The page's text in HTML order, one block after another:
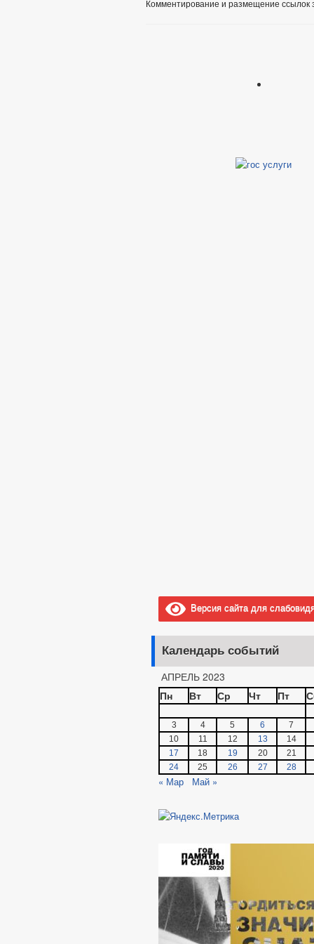
Комментирование и размещение ссылок
Версия сайта для
Календарь событий
АПРЕЛЬ 2023
Пн
Вт Ср Чт Пт
3 4 5 6
7
10
11 12 13
14
17
18 19 20
21
24
25 26 27 28
« Мар Май »